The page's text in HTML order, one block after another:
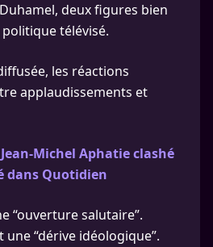
deux figures bien
télévisé.
les réactions
applaudissements et
Jean-Michel Aphatie clashé
dans Quotidien
“ouverture salutaire”.
une “dérive idéologique”.